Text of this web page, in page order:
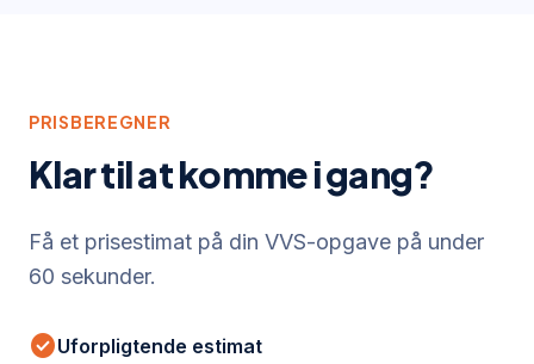
PRISBEREGNER
Klar til at komme i gang?
Få et prisestimat på din VVS-opgave på under
60 sekunder.
check_circleUforpligtende estimat